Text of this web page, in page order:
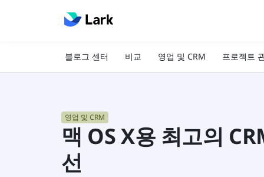
블로그 센터 비교 영업 및 CRM 프로젝트
영업 및 CRM
맥 OS X용 최고의
선